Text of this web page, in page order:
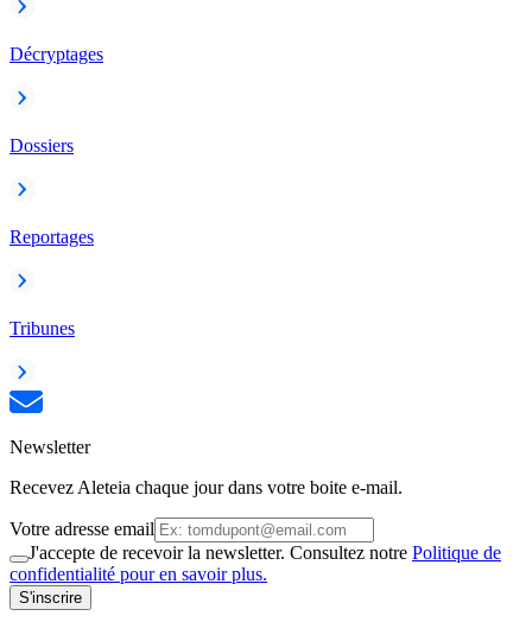
Décryptages
Dossiers
Reportages
Tribunes
Newsletter
Recevez Aleteia chaque jour dans votre boite e-mail.
Votre adresse email
J'accepte de recevoir la newsletter. Consultez notre Politique de
confidentialité pour en savoir plus.
S'inscrire